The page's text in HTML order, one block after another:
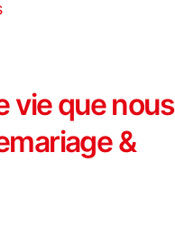
vie que nous
&